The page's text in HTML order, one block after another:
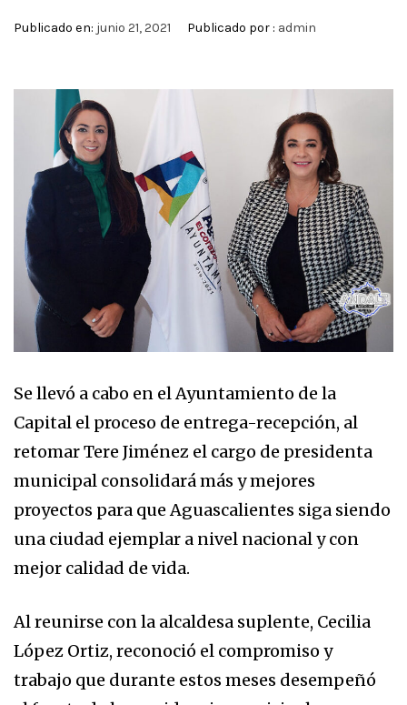
Publicado en: junio 21, 2021 Publicado por : admin
Se llevó a cabo en el Ayuntamiento de la
Capital el proceso de entrega-recepción, al
retomar Tere Jiménez el cargo de presidenta
municipal consolidará más y mejores
proyectos para que Aguascalientes siga siendo
una ciudad ejemplar a nivel nacional y con
mejor calidad de vida.
Al reunirse con la alcaldesa suplente, Cecilia
López Ortiz, reconoció el compromiso y
trabajo que durante estos meses desempeñó